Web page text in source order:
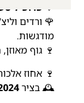
🔸 פרופיל
🌹 ורדים
מודגשות.
🍷 גוף
🍷 אחוז
🕰️ בציר